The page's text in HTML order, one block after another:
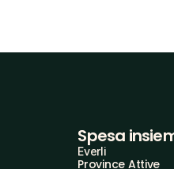
Spesa
Everli
Province Attive